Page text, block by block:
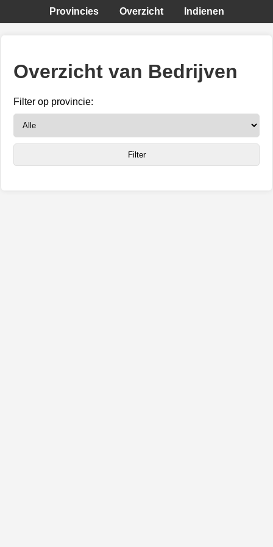
Provincies Overzicht Indienen
Overzicht van Bedrijven
Filter op provincie: